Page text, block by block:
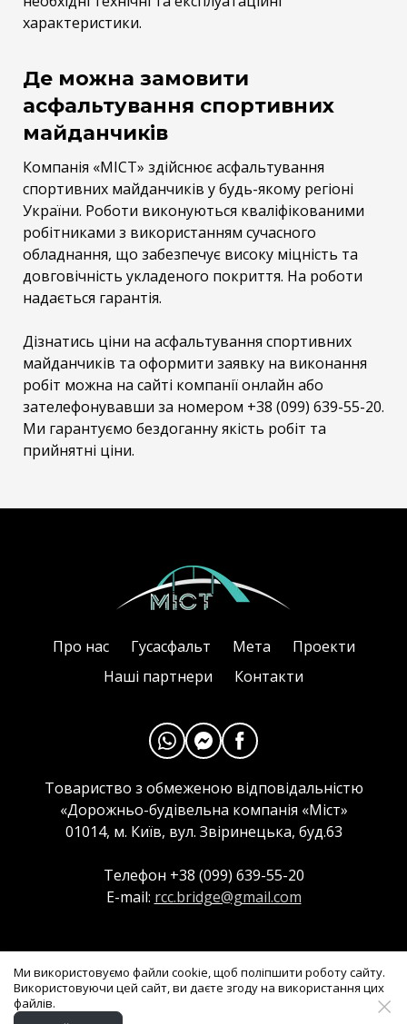
характеристики.
Де можна замовити
асфальтування спортивних
майданчиків
Компанія «МІСТ» здійснює асфальтування
спортивних майданчиків у будь-якому регіоні
України. Роботи виконуються кваліфікованими
робітниками з використанням сучасного
обладнання, що забезпечує високу міцність та
довговічність укладеного покриття. На роботи
надається гарантія.
Дізнатись ціни на асфальтування спортивних
майданчиків та оформити заявку на виконання
робіт можна на сайті компанії онлайн або
зателефонувавши за номером +38 (099) 639-55-20.
Ми гарантуємо бездоганну якість робіт та
прийнятні ціни.
Про нас Гусасфальт Мета
Проекти
Наші партнери
Контакти
Товариство з обмеженою відповідальністю
«Дорожньо-будівельна компанія «Міст»
01014, м. Київ, вул. Звіринецька, буд.63
Телефон +38 (099) 639-55-20
E-mail: rcc.bridge@gmail.com
Мапа сайту
Політика конфіденційності
2008 - 2026
Ми використовуємо файли cookie, щоб поліпшити роботу сайту.
Використовуючи цей сайт, ви даєте згоду на використання цих
файлів.